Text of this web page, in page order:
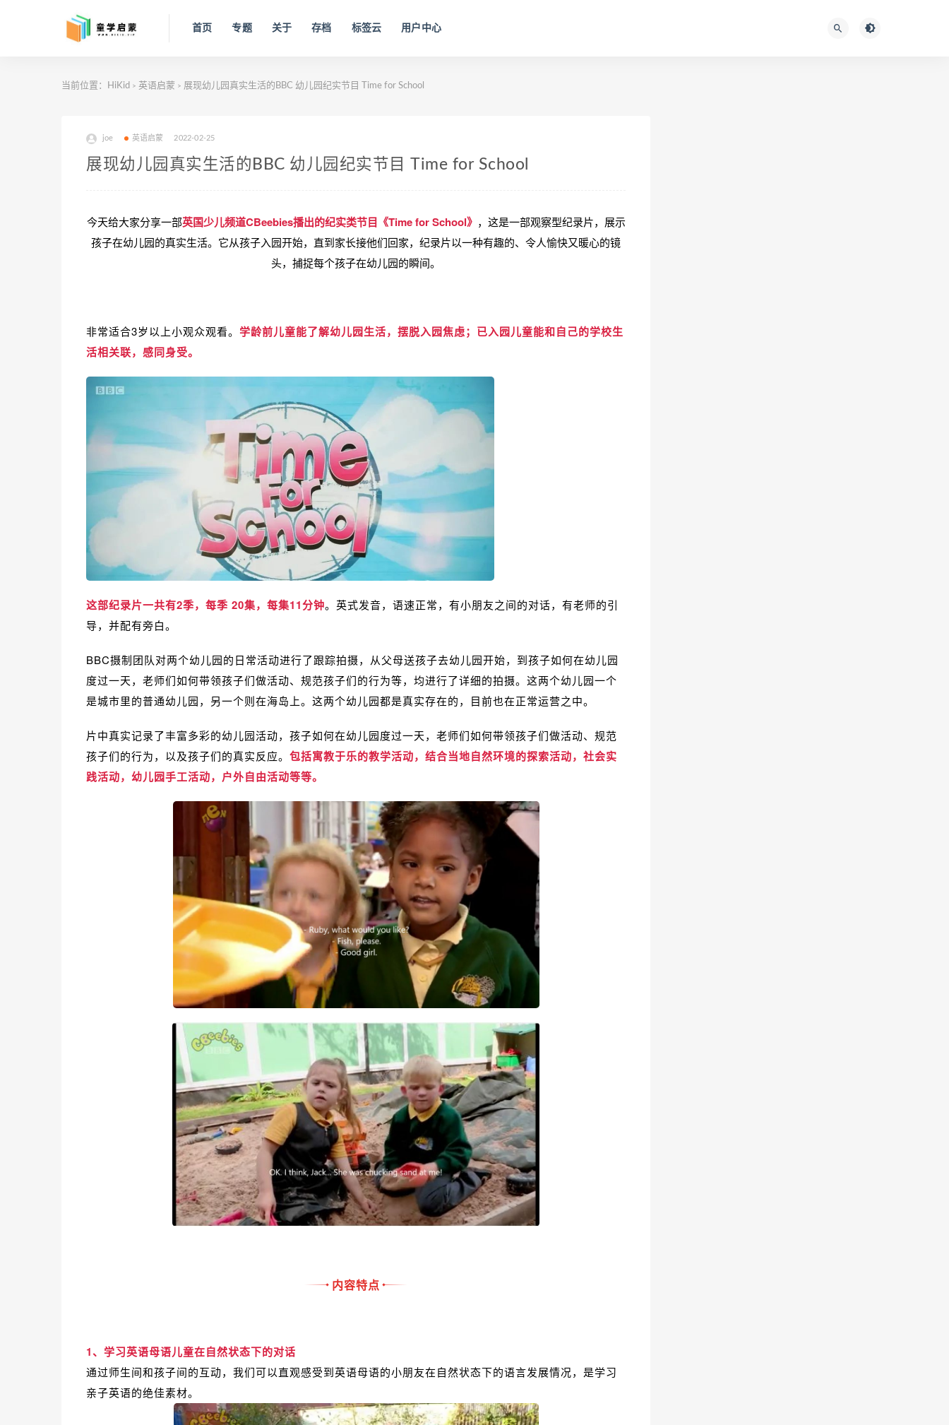
首页 专题 关于 存档 标签云 用户中心
当前位置： HiKid > 英语启蒙 > 展现幼儿园真实生活的BBC 幼儿园纪实节目 Time for School
joe 英语启蒙 2022-02-25
展现幼儿园真实生活的BBC 幼儿园纪实节目 Time for School
今天给大家分享一部英国少儿频道CBeebies播出的纪实类节目《Time for School》 ，这是一部观察型纪录片，展示
孩子在幼儿园的真实生活。它从孩子入园开始，直到家长接他们回家，纪录片以一种有趣的、令人愉快又暖心的镜
头，捕捉每个孩子在幼儿园的瞬间。
非常适合3岁以上小观众观看。 学龄前儿童能了解幼儿园生活，摆脱入园焦虑；已入园儿童能和自己的学校生
活相关联，感同身受。
这部纪录片一共有2季，每季 20集， 每集11分钟。英式发音，语速正常，有小朋友之间的对话，有老师的引
导，并配有旁白。
BBC摄制团队对两个幼儿园的日常活动进行了跟踪拍摄， 从父母送孩子去幼儿园开始，到孩子如何在幼儿园
度过一天，老师们如何带领孩子们做活动、规范孩子们的行为等，均进行了详细的拍摄。 这两个幼儿园一个
是城市里的普通幼儿园，另一个则在海岛上。这两个幼儿园都是真实存在的，目前也在正常运营之中。
片中真实记录了丰富多彩的幼儿园活动， 孩子如何在幼儿园度过一天，老师们如何带领孩子们做活动、规范
孩子们的行为，以及孩子们的真实反应。 包括寓教于乐的教学活动，结合当地自然环境的探索活动，社会实
践活动，幼儿园手工活动，户外自由活动等等。
内容特点
1、学习英语母语儿童在自然状态下的对话
通过师生间和孩子间的互动，我们可以直观感受到英语母语的小朋友在自然状态下的语言发展情况，是学习
亲子英语的绝佳素材。